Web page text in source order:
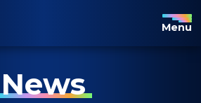
Menu
News